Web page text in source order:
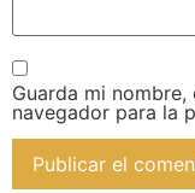
Guarda mi
navegador para la